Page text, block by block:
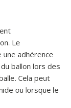
Le
adhérence
ballon lors des
Cela peut
ou lorsque le